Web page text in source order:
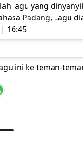
lagu yang
Padang, Lagu
| 16:45
ini ke teman-